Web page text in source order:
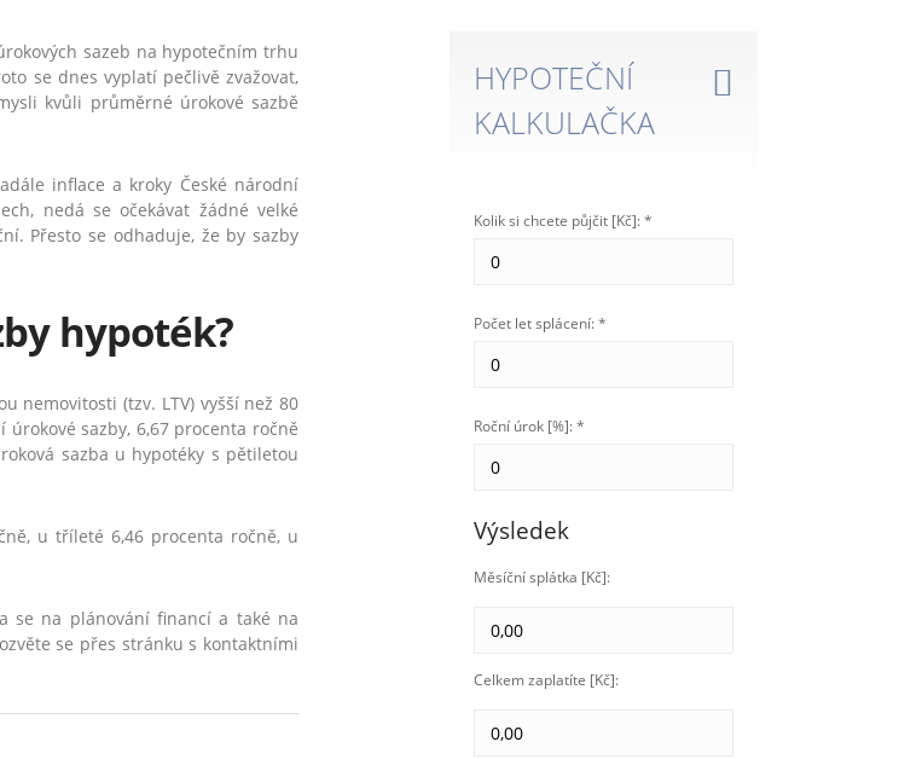
sazeb na hypotečním trhu
se dnes vyplatí pečlivě zvažovat,
kvůli průměrné úrokové sazbě
inflace a kroky České národní
nedá se očekávat žádné velké
Přesto se odhaduje, že by sazby
hypoték?
nemovitosti (tzv. LTV) vyšší než 80
sazby, 6,67 procenta ročně
sazba u hypotéky s pětiletou
u tříleté 6,46 procenta ročně, u
se na plánování financí a také na
se přes stránku s kontaktními
HYPOTEČNÍ
KALKULAČKA
Kolik si chcete půjčit [Kč]: *
Počet let splácení: *
Roční úrok [%]: *
Výsledek
Měsíční splátka [Kč]:
Celkem zaplatíte [Kč]: